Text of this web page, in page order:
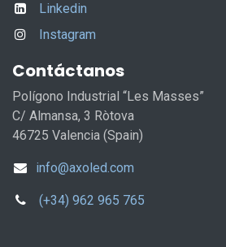
Linkedin
Instagram
Contáctanos
Polígono Industrial “Les Masses”
C/ Almansa, 3 Ròtova
46725 Valencia (Spain)
info@axoled.com
(+34) 962 965 765